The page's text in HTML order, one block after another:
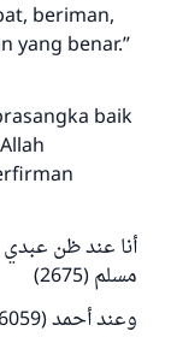
beriman,
yang benar.”
baik
مسلم (2675)